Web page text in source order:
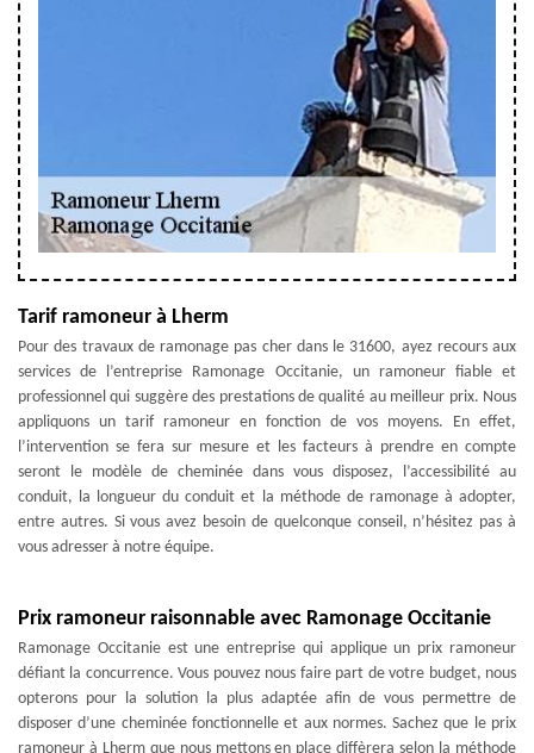
Tarif ramoneur à Lherm
Pour des travaux de ramonage pas cher dans le 31600, ayez recours aux
services de l’entreprise Ramonage Occitanie, un ramoneur fiable et
professionnel qui suggère des prestations de qualité au meilleur prix. Nous
appliquons un tarif ramoneur en fonction de vos moyens. En effet,
l’intervention se fera sur mesure et les facteurs à prendre en compte
seront le modèle de cheminée dans vous disposez, l’accessibilité au
conduit, la longueur du conduit et la méthode de ramonage à adopter,
entre autres. Si vous avez besoin de quelconque conseil, n’hésitez pas à
vous adresser à notre équipe.
Prix ramoneur raisonnable avec Ramonage Occitanie
Ramonage Occitanie est une entreprise qui applique un prix ramoneur
défiant la concurrence. Vous pouvez nous faire part de votre budget, nous
opterons pour la solution la plus adaptée afin de vous permettre de
disposer d’une cheminée fonctionnelle et aux normes. Sachez que le prix
ramoneur à Lherm que nous mettons en place diffèrera selon la méthode